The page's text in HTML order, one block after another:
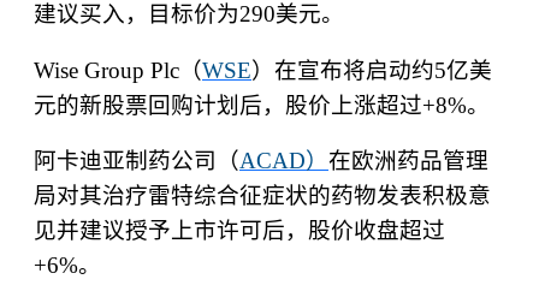
建议买入，目标价为290美元。
Wise Group Plc （WSE）在宣布将启动约5亿美
元的新股票回购计划后，股价上涨超过+8%。
阿卡迪亚制药公司（ACAD） 在欧洲药品管理
局对其治疗雷特综合征症状的药物发表积极意
见并建议授予上市许可后，股价收盘超过
+6%。